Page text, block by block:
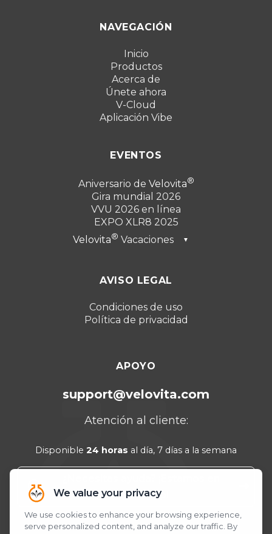
NAVEGACIÓN
Inicio
Productos
Acerca de
Únete ahora
V-Cloud
Aplicación Vibe
EVENTOS
Aniversario de Velovita
Gira mundial 2026
VVU 2026 en línea
EXPO XLR8 2025
Velovita
Vacaciones ▼
Turquía 2025
Punta Cana 2024
Cancún 2023
AVISO LEGAL
Condiciones de uso
Política de privacidad
APOYO
support@velovita.com
Atención al cliente:
Disponible 24 horas al día, 7 días a la semana
WhatsApp!